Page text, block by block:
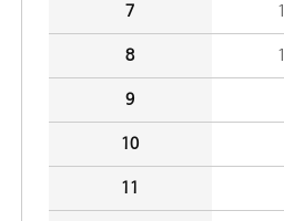
7
8
9
10
11